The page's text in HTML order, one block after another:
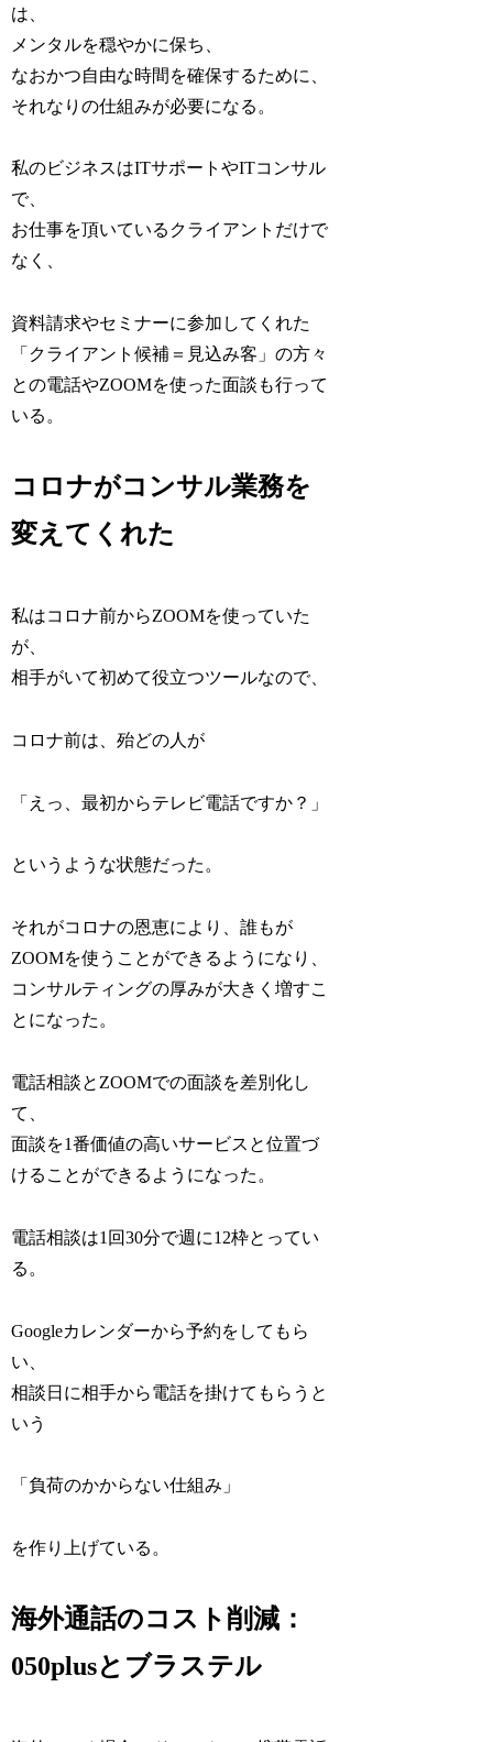
は、
メンタルを穏やかに保ち、
なおかつ自由な時間を確保するために、
それなりの仕組みが必要になる。
私のビジネスはITサポートやITコンサル
で、
お仕事を頂いているクライアントだけで
なく、
資料請求やセミナーに参加してくれた
「クライアント候補＝見込み客」の方々
との電話やZOOMを使った面談も行って
いる。
コロナがコンサル業務を
変えてくれた
私はコロナ前からZOOMを使っていた
が、
相手がいて初めて役立つツールなので、
コロナ前は、殆どの人が
「えっ、最初からテレビ電話ですか？」
というような状態だった。
それがコロナの恩恵により、誰もが
ZOOMを使うことができるようになり、
コンサルティングの厚みが大きく増すこ
とになった。
電話相談とZOOMでの面談を差別化し
て、
面談を1番価値の高いサービスと位置づ
けることができるようになった。
電話相談は1回30分で週に12枠とってい
る。
Googleカレンダーから予約をしてもら
い、
相談日に相手から電話を掛けてもらうと
いう
「負荷のかからない仕組み」
を作り上げている。
海外通話のコスト削減：
050plusとブラステル